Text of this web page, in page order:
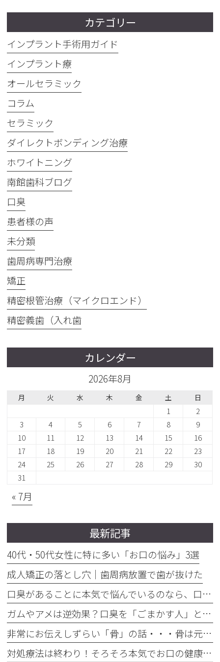
カテゴリー
インプラント手術用ガイド
インプラント療
オールセラミック
コラム
セラミック
ダイレクトボンディング治療
ホワイトニング
南館歯科ブログ
口臭
患者様の声
未分類
歯周病専門治療
矯正
精密根管治療（マイクロエンド）
精密義歯（入れ歯
カレンダー
2026年8月
月 火 水 木 金 土 日
1
2
3
4 5 6 7 8
9
10
11 12 13 14 15
16
17
18 19 20 21 22
23
24
25 26 27 28 29
30
31
« 7月
最新記事
40代・50代女性に特に多い「お口の悩み」3選
成人矯正の落とし穴｜歯周病放置で歯が抜けた
口臭があることに本気で悩んでいるのなら、口臭を本気で治そう
ガムやアメは逆効果？口臭を「ごまかす人」と「治す人」の決定的な違い
非常にお伝えしずらい「骨」の話・・・骨は元には戻せない？
対処療法は終わり！そろそろ本気でお口の健康とは何かを考えませんか